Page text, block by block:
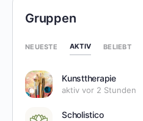
Gruppen
NEUESTE AKTIV BELIEBT
Kunsttherapie
aktiv vor 2 Stunden
Scholistico